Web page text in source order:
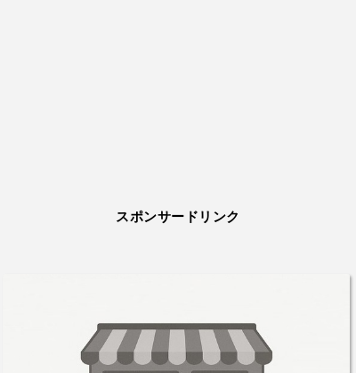
スポンサードリンク